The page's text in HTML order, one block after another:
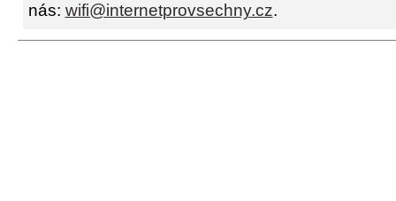
nás: wifi@internetprovsechny.cz.